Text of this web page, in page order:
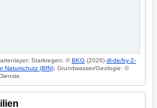
Starkregen: ©BKG (2026) dl-de/by-2-
Naturschutz (BfN); Grundwasser/Geologie: ©